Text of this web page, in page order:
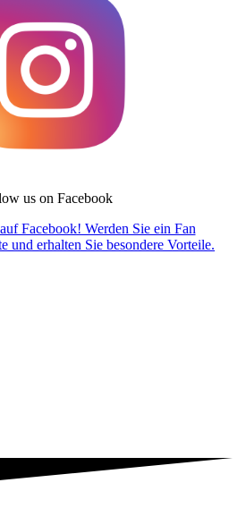
us on Facebook
Facebook! Werden Sie ein Fan
und erhalten Sie besondere Vorteile.